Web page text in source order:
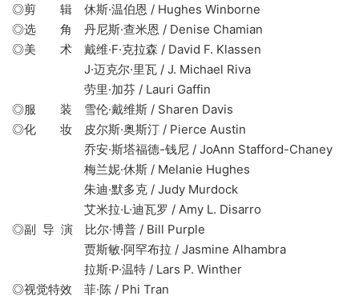
◎剪 辑 休斯·温伯恩 / Hughes Winborne
◎选 角 丹尼斯·查米恩 / Denise Chamian
◎美 术 戴维·F·克拉森 / David F. Klassen
J·迈克尔·里瓦 / J. Michael Riva
劳里·加芬 / Lauri Gaffin
◎服 装 雪伦·戴维斯 / Sharen Davis
◎化 妆 皮尔斯·奥斯汀 / Pierce Austin
乔安·斯塔福德-钱尼 / JoAnn Stafford-Chaney
梅兰妮·休斯 / Melanie Hughes
朱迪·默多克 / Judy Murdock
艾米拉·L·迪瓦罗 / Amy L. Disarro
◎副 导 演 比尔·博普 / Bill Purple
贾斯敏·阿罕布拉 / Jasmine Alhambra
拉斯·P·温特 / Lars P. Winther
◎视觉特效 菲·陈 / Phi Tran